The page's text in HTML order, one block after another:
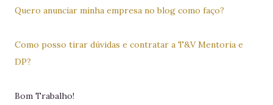
Quero anunciar minha empresa no blog como faço?
Como posso tirar dúvidas e contratar a T&V Mentoria e
DP?
Bom Trabalho!